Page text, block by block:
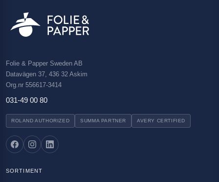
Folie & Papper Sweden AB
Datavägen 37, 436 32 Askim
Org.nr 556617-3414
031-49 00 80
ROLAND AUTHORIZED SUMMA PARTNER AVERY CERTIFIED
SORTIMENT